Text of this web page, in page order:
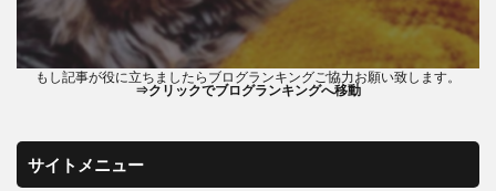
もし記事が役に立ちましたらブログランキングご協力お願い致します。
⇒クリックでブログランキングへ移動
サイトメニュー